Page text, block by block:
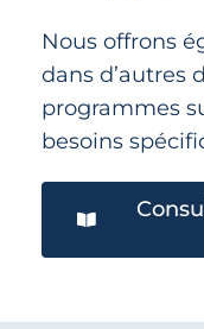
Nous offrons
dans d’autres
programmes
besoins